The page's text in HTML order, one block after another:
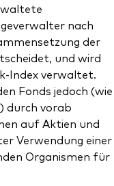
nach
der
und wird
Index verwaltet.
Fonds jedoch (wie
durch vorab
auf Aktien und
Verwendung einer
Organismen für